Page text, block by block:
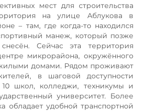
мест для строительства
на улице Аблукова в
– там, где когда-то находился
манеж, который позже
Сейчас эта территория
микрорайона, окружённого
домами. Рядом проживают
в шаговой доступности
10 школ, колледжи, техникумы и
университет. Более
обладает удобной транспортной